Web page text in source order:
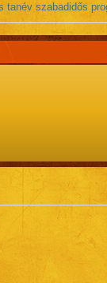
tanév szabadidős